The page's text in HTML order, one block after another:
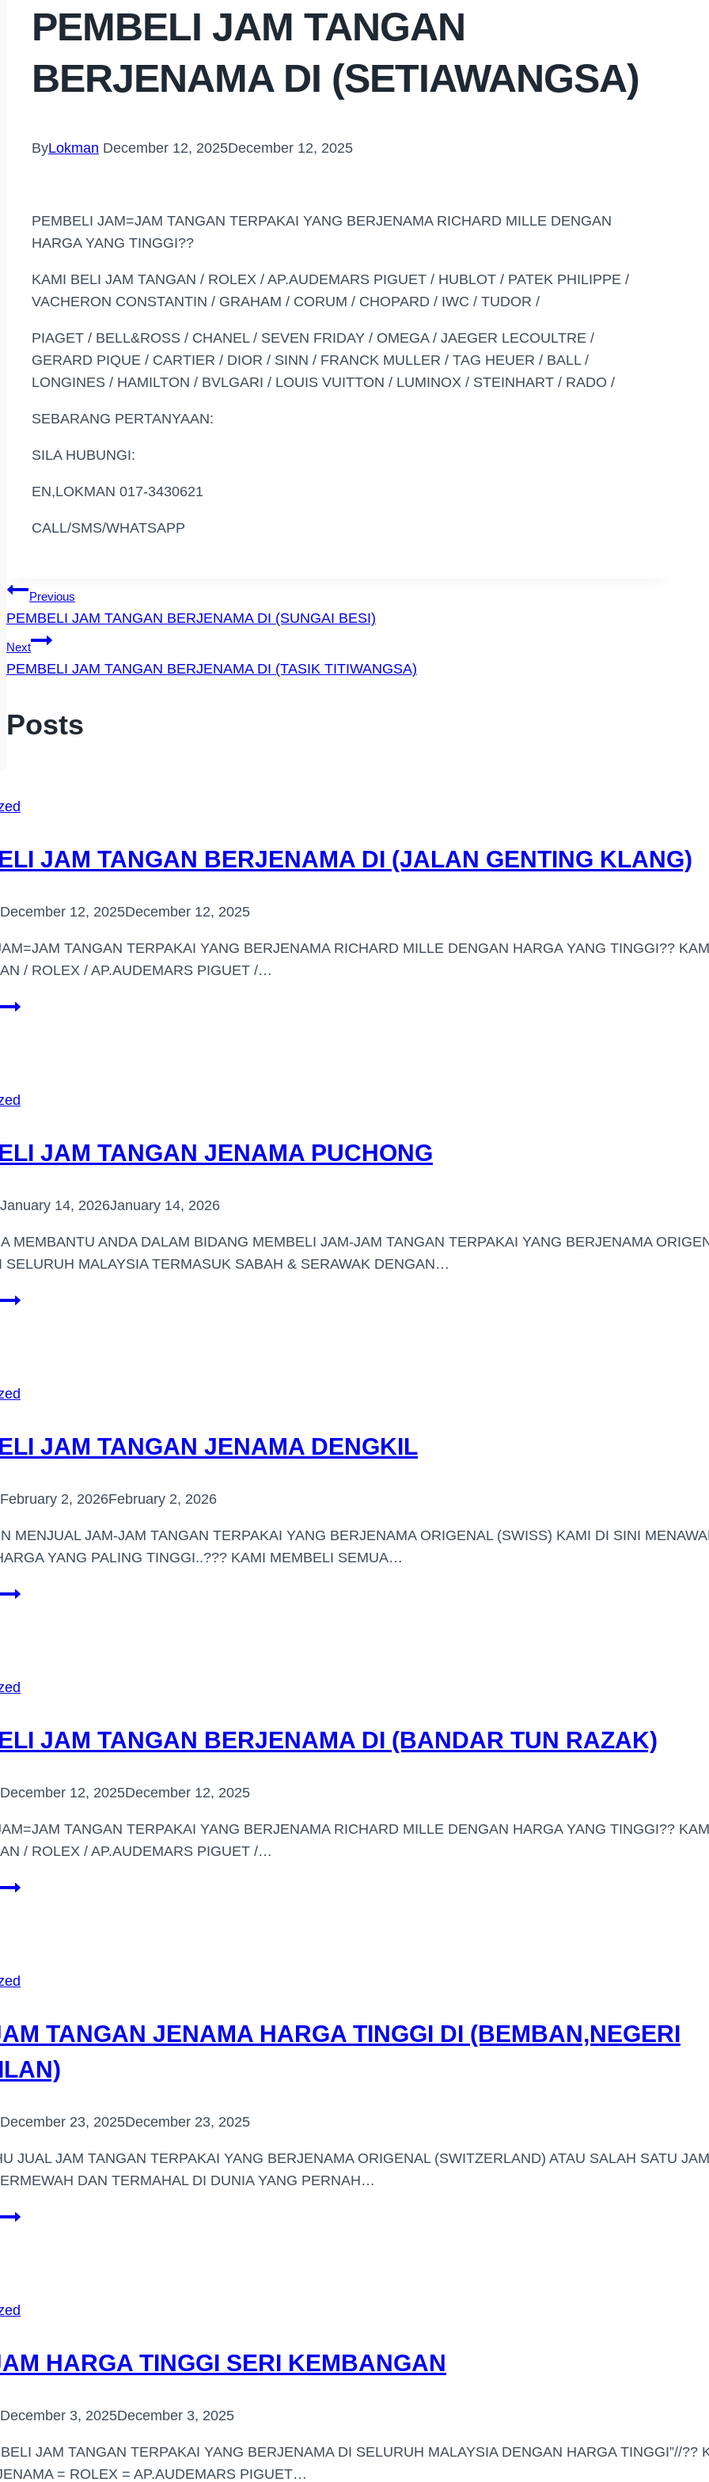
PEMBELI JAM TANGAN
BERJENAMA DI (SETIAWANGSA)
ByLokman December 12, 2025December 12, 2025
PEMBELI JAM=JAM TANGAN TERPAKAI YANG BERJENAMA RICHARD MILLE DENGAN
HARGA YANG TINGGI??
KAMI BELI JAM TANGAN / ROLEX / AP.AUDEMARS PIGUET / HUBLOT / PATEK PHILIPPE /
VACHERON CONSTANTIN / GRAHAM / CORUM / CHOPARD / IWC / TUDOR /
PIAGET / BELL&ROSS / CHANEL / SEVEN FRIDAY / OMEGA / JAEGER LECOULTRE /
GERARD PIQUE / CARTIER / DIOR / SINN / FRANCK MULLER / TAG HEUER / BALL /
LONGINES / HAMILTON / BVLGARI / LOUIS VUITTON / LUMINOX / STEINHART / RADO /
SEBARANG PERTANYAAN:
SILA HUBUNGI:
EN,LOKMAN 017-3430621
CALL/SMS/WHATSAPP
Post
Navigation
Previous
PEMBELI JAM TANGAN BERJENAMA DI (SUNGAI BESI)
Next
PEMBELI JAM TANGAN BERJENAMA DI (TASIK TITIWANGSA)
JAM TANGAN BERJENAMA DI (JALAN GENTING KLANG)
December 12, 2025December 12, 2025
TANGAN TERPAKAI YANG BERJENAMA RICHARD MILLE DENGAN HARGA YANG TINGGI??
/ ROLEX / AP.AUDEMARS PIGUET /…
JAM TANGAN JENAMA PUCHONG
January 14, 2026January 14, 2026
MEMBANTU ANDA DALAM BIDANG MEMBELI JAM-JAM TANGAN TERPAKAI YANG BERJENAMA
SELURUH MALAYSIA TERMASUK SABAH & SERAWAK DENGAN…
JAM TANGAN JENAMA DENGKIL
February 2, 2026February 2, 2026
MENJUAL JAM-JAM TANGAN TERPAKAI YANG BERJENAMA ORIGENAL (SWISS) KAMI DI SINI
YANG PALING TINGGI..??? KAMI MEMBELI SEMUA…
JAM TANGAN BERJENAMA DI (BANDAR TUN RAZAK)
December 12, 2025December 12, 2025
TANGAN TERPAKAI YANG BERJENAMA RICHARD MILLE DENGAN HARGA YANG TINGGI??
/ ROLEX / AP.AUDEMARS PIGUET /…
TANGAN JENAMA HARGA TINGGI DI (BEMBAN,NEGERI
December 23, 2025December 23, 2025
JUAL JAM TANGAN TERPAKAI YANG BERJENAMA ORIGENAL (SWITZERLAND) ATAU SALAH SATU JAM
DAN TERMAHAL DI DUNIA YANG PERNAH…
HARGA TINGGI SERI KEMBANGAN
December 3, 2025December 3, 2025
JAM TANGAN TERPAKAI YANG BERJENAMA DI SELURUH MALAYSIA DENGAN HARGA TINGGI”//??
= ROLEX = AP.AUDEMARS PIGUET…